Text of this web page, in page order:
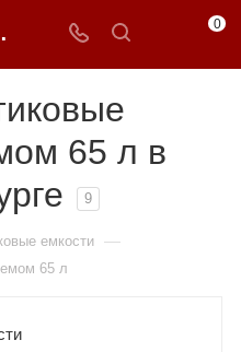
| 0FFER 0
65 л в
9
емкости —
65 л